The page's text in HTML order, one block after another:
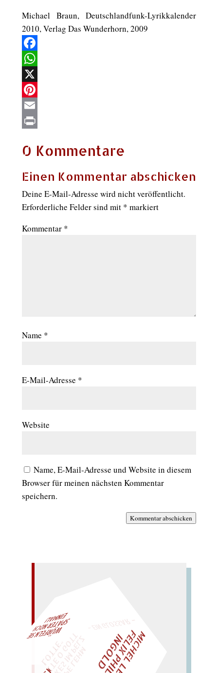
Michael Braun, Deutschlandfunk-Lyrikkalender
2010, Verlag Das Wunderhorn, 2009
Facebook
WhatsApp
X
Pinterest
Email
0 Kommentare
Einen Kommentar abschicken
Deine E-Mail-Adresse wird nicht veröffentlicht.
Erforderliche Felder sind mit * markiert
Kommentar *
Name *
E-Mail-Adresse *
Website
Name, E-Mail-Adresse und Website in diesem
Browser für meinen nächsten Kommentar
speichern.
Kommentar abschicken
E
T
" C
I
D
AL!